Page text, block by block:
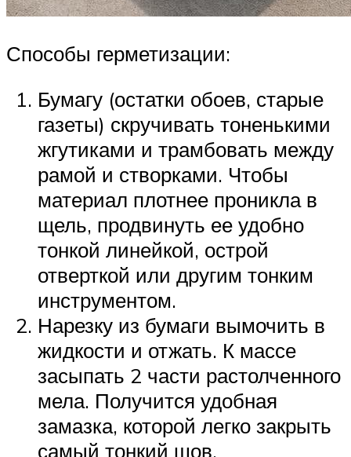
Способы герметизации:
Бумагу (остатки обоев, старые
газеты) скручивать тоненькими
жгутиками и трамбовать между
рамой и створками. Чтобы
материал плотнее проникла в
щель, продвинуть ее удобно
тонкой линейкой, острой
отверткой или другим тонким
инструментом.
Нарезку из бумаги вымочить в
жидкости и отжать. К массе
засыпать 2 части растолченного
мела. Получится удобная
замазка, которой легко закрыть
самый тонкий шов.